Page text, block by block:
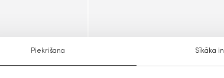
Piekrišana Sīkāka